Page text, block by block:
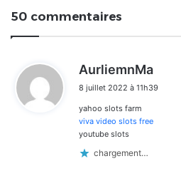
50 commentaires
AurliemnMa
t
8 juillet 2022 à 11h39
yahoo slots farm
viva video slots free
youtube slots
chargement…